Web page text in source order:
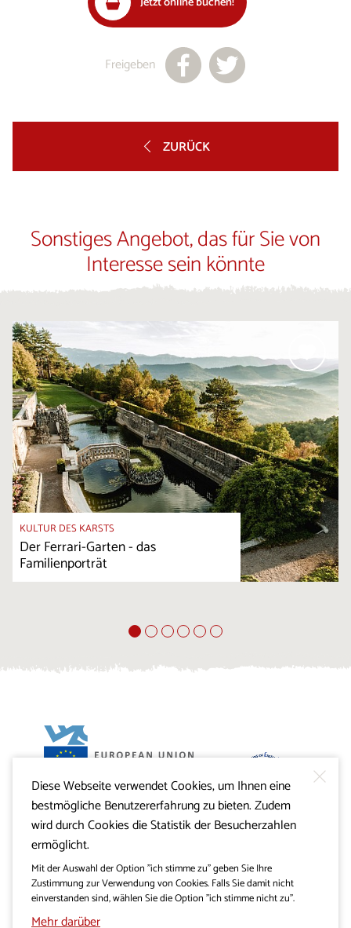
Freigeben
ZURÜCK
Sonstiges Angebot, das für Sie von
Interesse sein könnte
KULTUR DES KARSTS
Der Ferrari-Garten - das
Familienporträt
Projekt Visitkras. Die Investition wird von der Republik
Slowenien und von der Europäischen Union aus dem
Europäischen Fonds für regionale Entwicklung
mitfinanziert.
Diese Webseite verwendet Cookies, um Ihnen eine
bestmögliche Benutzererfahrung zu bieten. Zudem
wird durch Cookies die Statistik der Besucherzahlen
ermöglicht.
Mit der Auswahl der Option "ich stimme zu" geben Sie Ihre
Zustimmung zur Verwendung von Cookies. Falls Sie damit nicht
einverstanden sind, wählen Sie die Option "ich stimme nicht zu".
Mehr darüber